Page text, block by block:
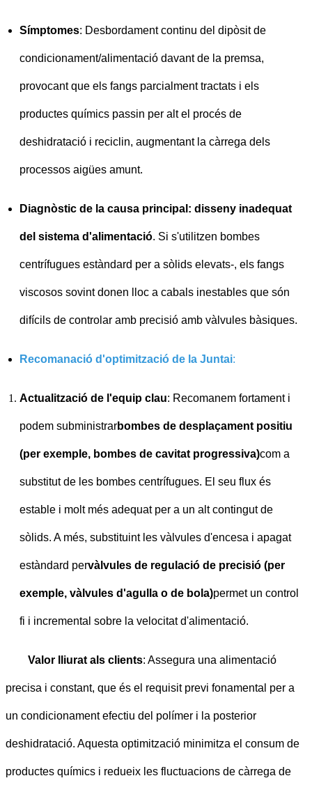
Símptomes: Desbordament continu del dipòsit de
condicionament/alimentació davant de la premsa,
provocant que els fangs parcialment tractats i els
productes químics passin per alt el procés de
deshidratació i reciclin, augmentant la càrrega dels
processos aigües amunt.
Diagnòstic de la causa principal: disseny inadequat
del sistema d'alimentació. Si s'utilitzen bombes
centrífugues estàndard per a sòlids elevats-, els fangs
viscosos sovint donen lloc a cabals inestables que són
difícils de controlar amb precisió amb vàlvules bàsiques.
Recomanació d'optimització de la Juntai:
Actualització de l'equip clau: Recomanem fortament i
podem subministrarbombes de desplaçament positiu
(per exemple, bombes de cavitat progressiva)com a
substitut de les bombes centrífugues. El seu flux és
estable i molt més adequat per a un alt contingut de
sòlids. A més, substituint les vàlvules d'encesa i apagat
estàndard pervàlvules de regulació de precisió (per
exemple, vàlvules d'agulla o de bola)permet un control
fi i incremental sobre la velocitat d'alimentació.
Valor lliurat als clients: Assegura una alimentació
precisa i constant, que és el requisit previ fonamental per a
un condicionament efectiu del polímer i la posterior
deshidratació. Aquesta optimització minimitza el consum de
productes químics i redueix les fluctuacions de càrrega de